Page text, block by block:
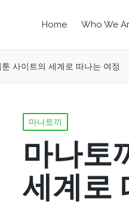
Home Who We
사이트의 세계로 떠나는 여정
Posted
in
마나토끼
마나토
세계로